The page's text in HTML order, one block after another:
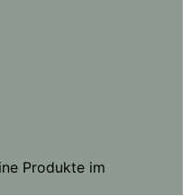
Produkte im